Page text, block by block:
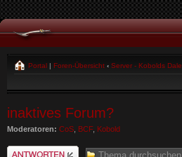
Portal | Foren-Übersicht ‹ Server - Kobolds Dale
inaktives Forum?
Moderatoren: CoS BCF, Kobold
Antwort schreiben